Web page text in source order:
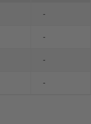
-
-
-
-